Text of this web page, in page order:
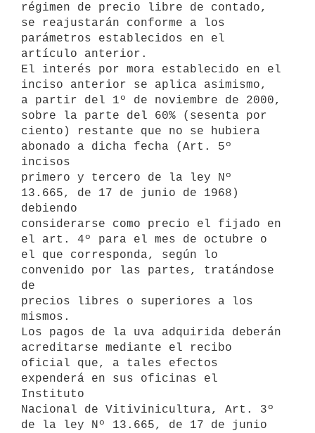
régimen de precio libre de contado,
se reajustarán conforme a los
parámetros establecidos en el
artículo anterior.
El interés por mora establecido en el
inciso anterior se aplica asimismo,
a partir del 1º de noviembre de 2000,
sobre la parte del 60% (sesenta por
ciento) restante que no se hubiera
abonado a dicha fecha (Art. 5º
incisos
primero y tercero de la ley Nº
13.665, de 17 de junio de 1968)
debiendo
considerarse como precio el fijado en
el art. 4º para el mes de octubre o
el que corresponda, según lo
convenido por las partes, tratándose
de
precios libres o superiores a los
mismos.
Los pagos de la uva adquirida deberán
acreditarse mediante el recibo
oficial que, a tales efectos
expenderá en sus oficinas el
Instituto
Nacional de Vitivinicultura, Art. 3º
de la ley Nº 13.665, de 17 de junio